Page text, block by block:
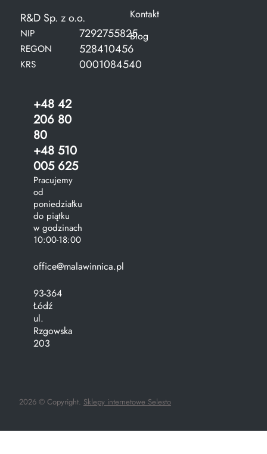
R&D Sp. z o.o.
NIP 7292755825
REGON 528410456
KRS 0001084540
+48 42
206 80
80
+48 510
005 625
Pracujemy
od
poniedziałku
do piątku
w godzinach
10:00-18:00
office@malawinnica.pl
93-364
Łódź
ul.
Rzgowska
203
Kontakt
Blog
2026 © Copyright. Sklepy internetowe Selesto